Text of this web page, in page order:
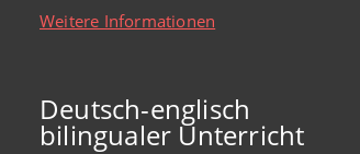
Weitere Informationen
Deutsch-englisch
bilingualer Unterricht